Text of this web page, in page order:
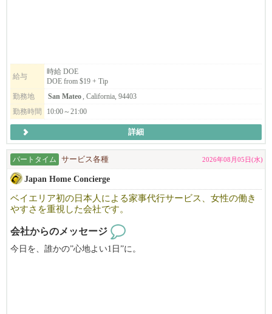
給与
時給 DOE
DOE from $19 + Tip
勤務地
San Mateo, California, 94403
勤務時間
10:00～21:00
詳細
パートタイム サービス各種 2026年08月05日(水)
Japan Home Concierge
ベイエリア初の日本人による家事代行サービス、女性の働き
やすさを重視した会社です。
会社からのメッセージ
今日を、誰かの”心地よい1日”に。